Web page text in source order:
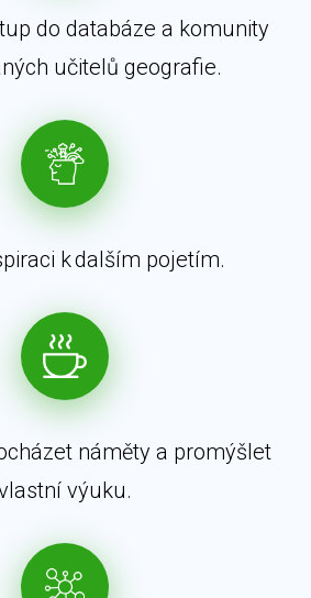
do databáze a komunity
učitelů geografie.
k dalším pojetím.
náměty a promýšlet
výuku.